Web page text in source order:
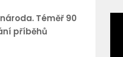
Téměř 90
příběhů